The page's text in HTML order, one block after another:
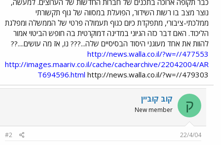
נוצר מצב בו רשות השידור, הפועלת במסווה של גוף תקשורתי
ממלכתי-ציבורי, מתפקדת כיום כגוף תעמולה פרטי של הממשלה ומפלגת
הליכוד. האם דבר כזה הגיוני במדינה דמוקרטית בה חופש הביטוי אמור
להוות את אחד מעוגני היסוד הבסיסיים שלה...??? נו, אז מה עושים....??
http://news.walla.co.il/?w=//477553
http://images.maariv.co.il/cache/cachearchive/22042004/AR
T694596.html http://news.walla.co.il/?w=//479303
ק קוֹבּ קוּבּיין
New member
22/4/04
#2